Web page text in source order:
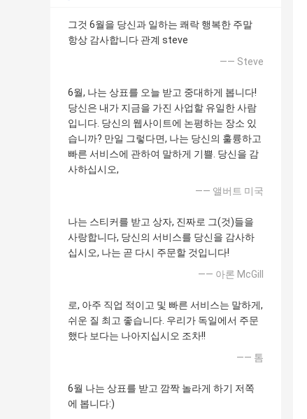
그것 6월을 당신과 일하는 쾌락 행복한 주말
항상 감사합니다 관계 steve
—— Steve
6월, 나는 상표를 오늘 받고 중대하게 봅니다!
당신은 내가 지금을 가진 사업할 유일한 사람
입니다. 당신의 웹사이트에 논평하는 장소 있
습니까? 만일 그렇다면, 나는 당신의 훌륭하고
빠른 서비스에 관하여 말하게 기쁠. 당신을 감
사하십시오,
—— 앨버트 미국
나는 스티커를 받고 상자, 진짜로 그(것)들을
사랑합니다, 당신의 서비스를 당신을 감사하
십시오, 나는 곧 다시 주문할 것입니다!
—— 아론 McGill
로, 아주 직업 적이고 및 빠른 서비스는 말하게,
쉬운 질 최고 좋습니다. 우리가 독일에서 주문
했다 보다는 나아지십시오 조차!!
—— 톰
6월 나는 상표를 받고 깜짝 놀라게 하기 저쪽
에 봅니다:)